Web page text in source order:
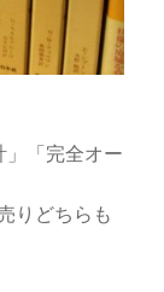
」「完全オー
りどちらも